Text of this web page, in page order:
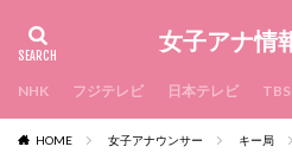
女子アナ情
NHK フジテレビ 日本テレビ
HOME 女子アナウンサー キー局